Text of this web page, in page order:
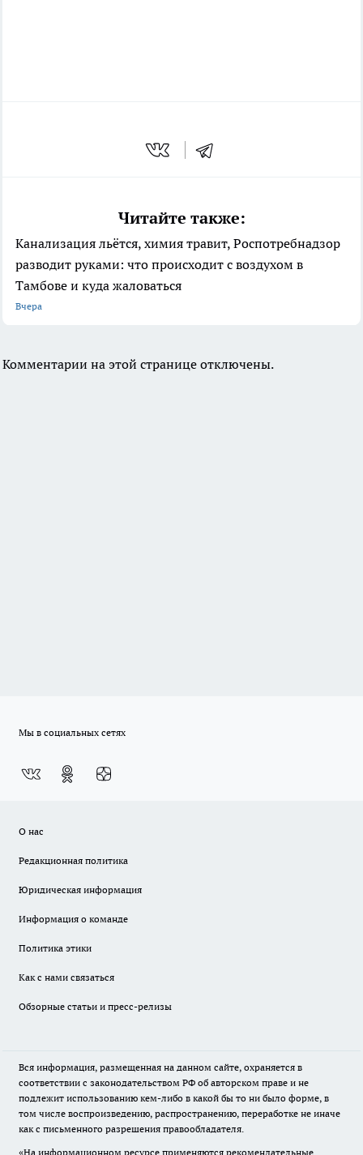
Читайте также:
Канализация льётся, химия травит, Роспотребнадзор
разводит руками: что происходит с воздухом в
Тамбове и куда жаловаться
Вчера
Комментарии на этой странице отключены.
Мы в социальных сетях
О нас
Редакционная политика
Юридическая информация
Информация о команде
Политика этики
Как с нами связаться
Обзорные статьи и пресс-релизы
Вся информация, размещенная на данном сайте, охраняется в
соответствии с законодательством РФ об авторском праве и не
подлежит использованию кем-либо в какой бы то ни было форме, в
том числе воспроизведению, распространению, переработке не иначе
как с письменного разрешения правообладателя.
«На информационном ресурсе применяются рекомендательные